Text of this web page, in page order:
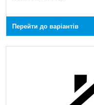
Перейти до варіантів